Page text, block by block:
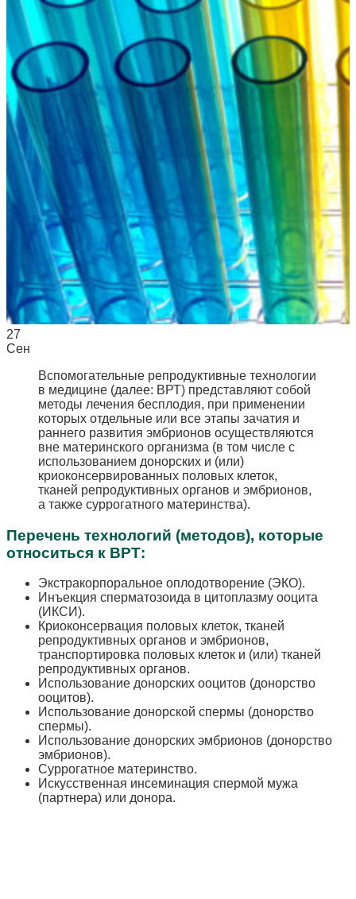
27
Сен
Вспомогательные репродуктивные технологии
в медицине (далее: ВРТ) представляют собой
методы лечения бесплодия, при применении
которых отдельные или все этапы зачатия и
раннего развития эмбрионов осуществляются
вне материнского организма (в том числе с
использованием донорских и (или)
криоконсервированных половых клеток,
тканей репродуктивных органов и эмбрионов,
а также суррогатного материнства).
Перечень технологий (методов), которые
относиться к ВРТ:
Экстракорпоральное оплодотворение (ЭКО).
Инъекция сперматозоида в цитоплазму ооцита
(ИКСИ).
Криоконсервация половых клеток, тканей
репродуктивных органов и эмбрионов,
транспортировка половых клеток и (или) тканей
репродуктивных органов.
Использование донорских ооцитов (донорство
ооцитов).
Использование донорской спермы (донорство
спермы).
Использование донорских эмбрионов (донорство
эмбрионов).
Суррогатное материнство.
Искусственная инсеминация спермой мужа
(партнера) или донора.